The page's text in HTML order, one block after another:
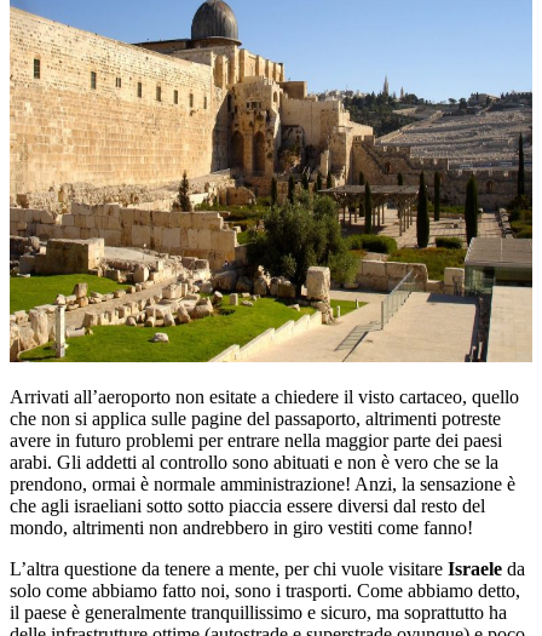
Arrivati all’aeroporto non esitate a chiedere il visto cartaceo, quello
che non si applica sulle pagine del passaporto, altrimenti potreste
avere in futuro problemi per entrare nella maggior parte dei paesi
arabi. Gli addetti al controllo sono abituati e non è vero che se la
prendono, ormai è normale amministrazione! Anzi, la sensazione è
che agli israeliani sotto sotto piaccia essere diversi dal resto del
mondo, altrimenti non andrebbero in giro vestiti come fanno!
L’altra questione da tenere a mente, per chi vuole visitare Israele da
solo come abbiamo fatto noi, sono i trasporti. Come abbiamo detto,
il paese è generalmente tranquillissimo e sicuro, ma soprattutto ha